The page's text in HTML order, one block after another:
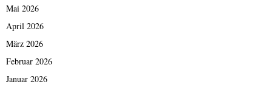
Mai 2026
April 2026
März 2026
Februar 2026
Januar 2026